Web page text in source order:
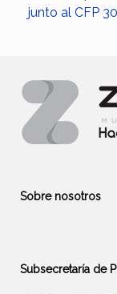
junto al CFP 30
Sobre nosotros
Subsecretaría de